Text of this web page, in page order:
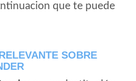
que te puede
SOBRE